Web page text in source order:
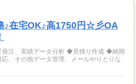
♪在宅OK♪高1750円☆彡OA
、その他データ管理、メールやりとりな